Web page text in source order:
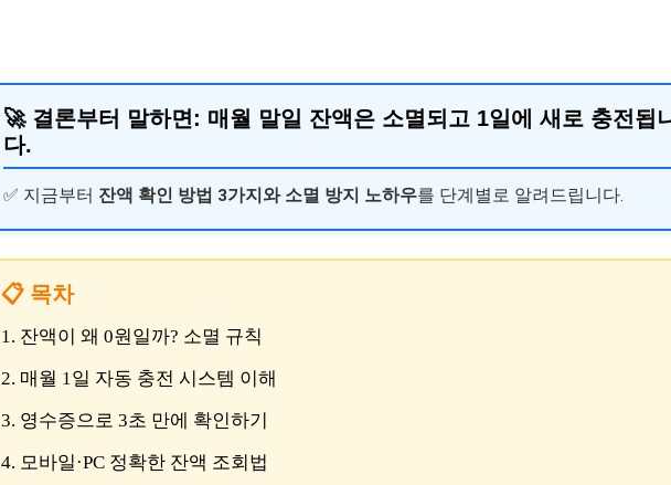
🚀 결론부터 말하면: 매월 말일 잔액은 소멸되고 1일에 새로 충전됩
다.
✅ 지금부터 잔액 확인 방법 3가지와 소멸 방지 노하우를 단계별로 알려드립니다.
📋 목차
1. 잔액이 왜 0원일까? 소멸 규칙
2. 매월 1일 자동 충전 시스템 이해
3. 영수증으로 3초 만에 확인하기
4. 모바일·PC 정확한 잔액 조회법